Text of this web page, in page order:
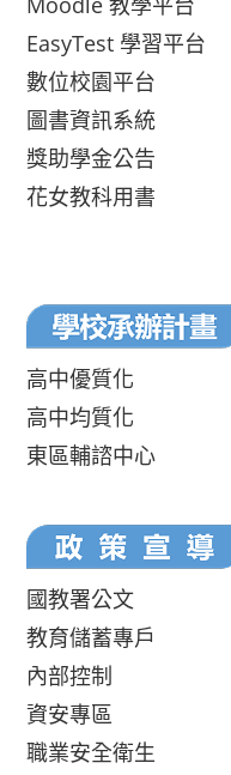
EasyTest 學習平台
數位校園平台
圖書資訊系統
獎助學金公告
花女教科用書
高中優質化
高中均質化
東區輔諮中心
國教署公文
教育儲蓄專戶
內部控制
資安專區
職業安全衛生